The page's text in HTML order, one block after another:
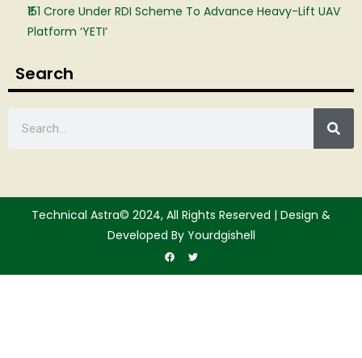
₹151 Crore Under RDI Scheme To Advance Heavy-Lift UAV
Platform ‘YETI’
Search
Technical Astra© 2024, All Rights Reserved | Design &
Developed By Yourdgishell